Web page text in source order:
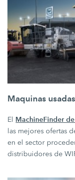
Maquinas usadas
El MachineFinder
las mejores ofertas
en el sector
distribuidores de